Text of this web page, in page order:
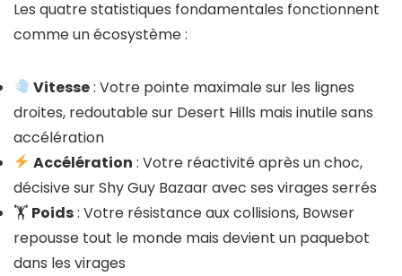
Les quatre statistiques fondamentales fonctionnent
comme un écosystème :
Vitesse: Votre pointe maximale sur les lignes
droites, redoutable sur Desert Hills mais inutile sans
accélération
Accélération : Votre réactivité après un choc,
décisive sur Shy Guy Bazaar avec ses virages serrés
🏋️ Poids: Votre résistance aux collisions, Bowser
repousse tout le monde mais devient un paquebot
dans les virages